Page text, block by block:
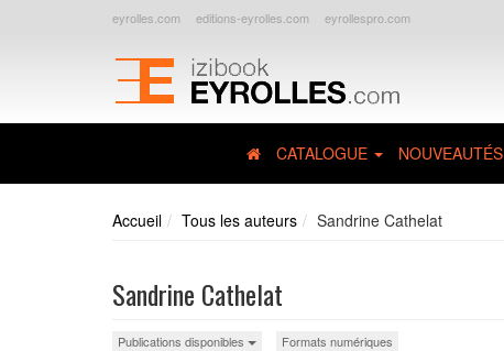
eyrolles.com editions-eyrolles.com eyrollespro.com
CATALOGUE NOUVEAUTÉS
Accueil Tous les auteurs Sandrine Cathelat
Sandrine Cathelat
Publications disponibles Formats numériques